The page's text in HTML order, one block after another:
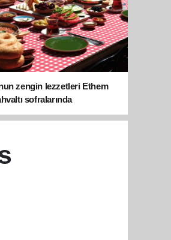
zengin lezzetleri Ethem
sofralarında